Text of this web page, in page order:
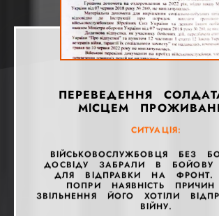
СИТУАЦІЯ:
ПЕРЕВЕДЕННЯ
МІСЦЕМ
СИТУАЦІЯ:
ВІЙСЬКОВОСЛУЖБОВЦЯ БЕЗ
ДОСВІДУ ЗАБРАЛИ В БОЙОВУ
ДЛЯ ВІДПРАВКИ НА ФРОНТ.
ПОПРИ НАЯВНІСТЬ
ЗВІЛЬНЕННЯ ЙОГО ХОТІЛИ
ВІЙНУ.
СИТУАЦІЯ:
СИТУАЦІЯ: